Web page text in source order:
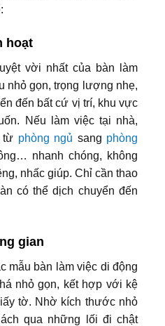
hoạt
vời nhất của bàn làm
nhỏ gọn, trọng lượng nhẹ,
đến bất cứ vị trí, khu vực
Nếu làm việc tại nhà,
từ phòng ngủ sang phòng
nhanh chóng, không
nhấc giúp. Chỉ cần thao
có thể dịch chuyển đến
gian
mẫu bàn làm việc di động
nhỏ gọn, kết hợp với kệ
tờ. Nhờ kích thước nhỏ
qua những lối đi chật